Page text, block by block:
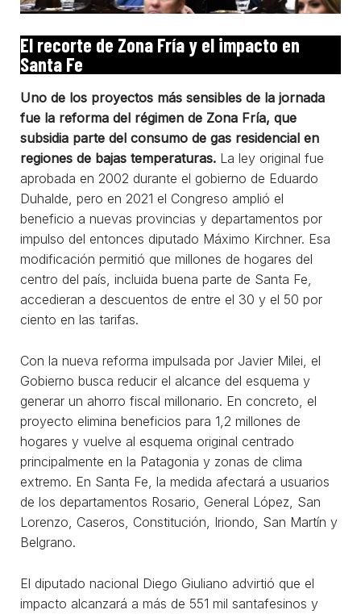
El recorte de Zona Fría y el impacto en
Santa Fe
Uno de los proyectos más sensibles de la jornada
fue la reforma del régimen de Zona Fría, que
subsidia parte del consumo de gas residencial en
regiones de bajas temperaturas. La ley original fue
aprobada en 2002 durante el gobierno de Eduardo
Duhalde, pero en 2021 el Congreso amplió el
beneficio a nuevas provincias y departamentos por
impulso del entonces diputado Máximo Kirchner. Esa
modificación permitió que millones de hogares del
centro del país, incluida buena parte de Santa Fe,
accedieran a descuentos de entre el 30 y el 50 por
ciento en las tarifas.
Con la nueva reforma impulsada por Javier Milei, el
Gobierno busca reducir el alcance del esquema y
generar un ahorro fiscal millonario. En concreto, el
proyecto elimina beneficios para 1,2 millones de
hogares y vuelve al esquema original centrado
principalmente en la Patagonia y zonas de clima
extremo. En Santa Fe, la medida afectará a usuarios
de los departamentos Rosario, General López, San
Lorenzo, Caseros, Constitución, Iriondo, San Martín y
Belgrano.
El diputado nacional Diego Giuliano advirtió que el
impacto alcanzará a más de 551 mil santafesinos y